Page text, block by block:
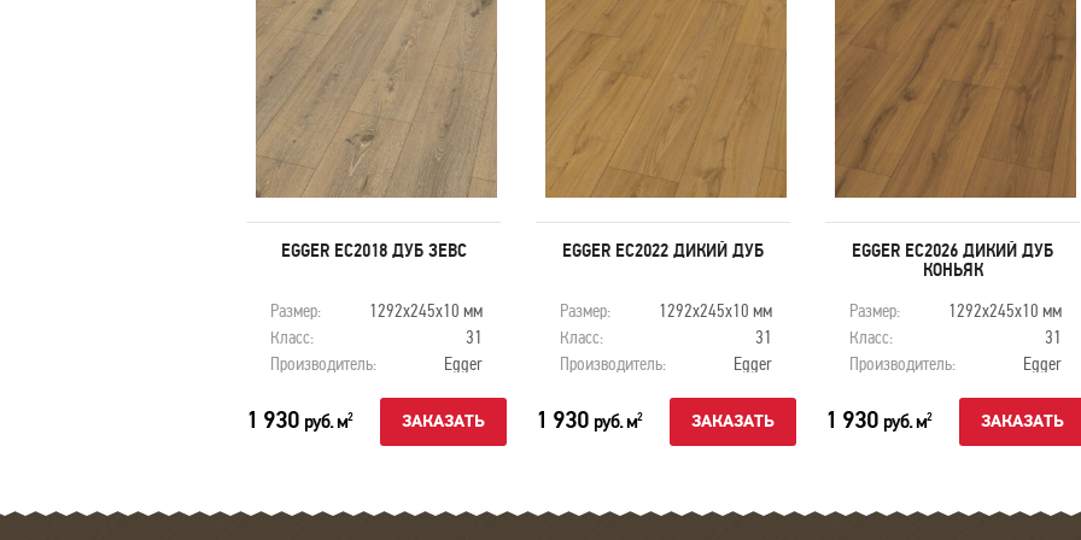
EGGER EC2018 ДУБ ЗЕВС
Размер:
1292х245х10 мм
Класс:
31
Производитель:
Egger
1 930 руб. м2 ЗАКАЗАТЬ
EGGER EC2022 ДИКИЙ ДУБ
Размер:
1292х245х10 мм
Класс:
31
Производитель:
Egger
1 930 руб. м2 ЗАКАЗАТЬ
EGGER EC2026 ДИКИЙ ДУБ
КОНЬЯК
Размер:
1292х245х10 мм
Класс:
31
Производитель:
Egger
1 930 руб. м2 ЗАКАЗАТЬ